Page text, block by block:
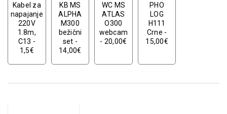
Kabel za
napajanje
220V
1.8m,
C13 -
1,5€
KB MS
ALPHA
M300
bežični
set -
14,00€
WC MS
ATLAS
O300
webcam
- 20,00€
PHO
LOG
H111
Crne -
15,00€